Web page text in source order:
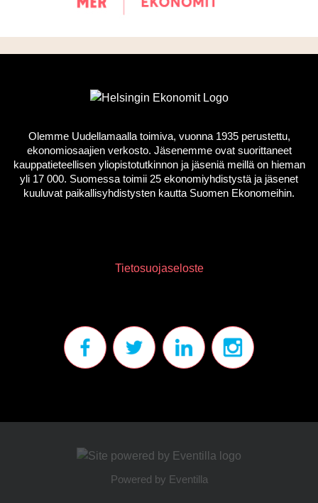
Olemme Uudellamaalla toimiva, vuonna 1935 perustettu,
ekonomiosaajien verkosto. Jäsenemme ovat suorittaneet
kauppatieteellisen yliopistotutkinnon ja jäseniä meillä on hieman
yli 17 000. Suomessa toimii 25 ekonomiyhdistystä ja jäsenet
kuuluvat paikallisyhdistysten kautta Suomen Ekonomeihin.
Tietosuojaseloste
Powered by Eventilla